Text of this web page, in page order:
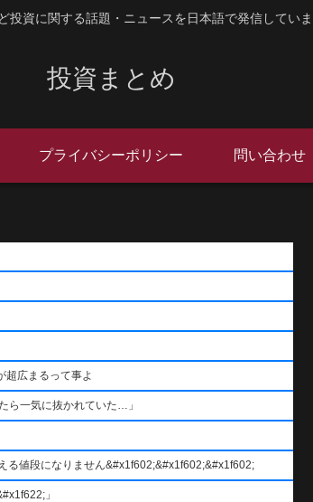
投資に関する話題・ニュースを日本語で発信してい
投資まとめ
プライバシーポリシー 問い合わせ
超広まるって事よ
ら一気に抜かれていた…」
る値段になりません&#x1f602;&#x1f602;&#x1f602;
」